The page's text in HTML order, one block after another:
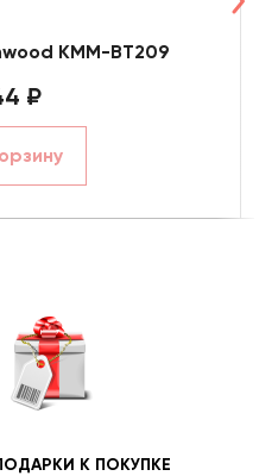
KMM-BT209
₽
К ПОКУПКЕ